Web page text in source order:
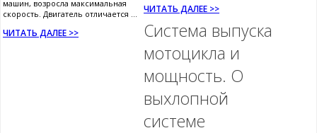
машин, возросла максимальная
скорость. Двигатель отличается ...
ЧИТАТЬ ДАЛЕЕ >>
ЧИТАТЬ ДАЛЕЕ >>
Система выпуска
мотоцикла и
мощность. О
выхлопной
системе